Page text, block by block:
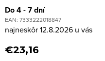
Do 4 - 7 dní
EAN: 7333222018847
12.8.2026
€23,16